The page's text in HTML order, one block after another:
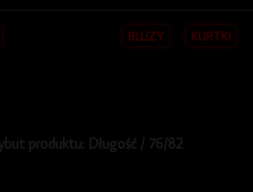
BLUZY KURTKI
produktu: Długość / 76/82